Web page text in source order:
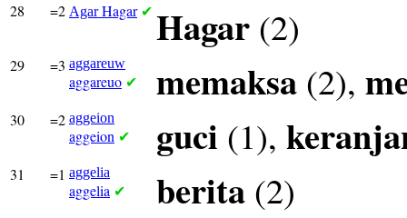
28 =2 AgarHagar ✔ Hagar (2)
29 =3 aggareuw
aggareuo ✔ memaksa (2),
30 =2 aggeion
aggeion ✔ guci (1),
31 =1 aggelia
aggelia ✔ berita (2)